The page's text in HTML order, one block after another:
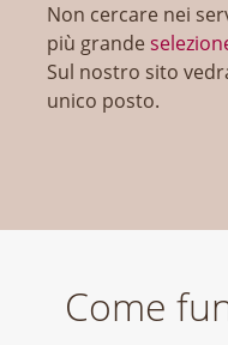
Non cercare nei
più grande
Sul nostro sito
unico posto.
Come